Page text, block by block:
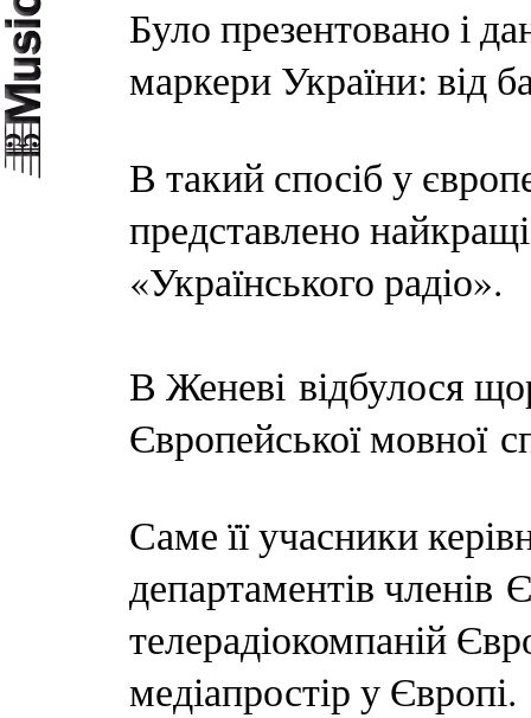
Було презентовано і
маркери України: від
В такий спосіб у
представлено
«Українського радіо».
В Женеві відбулося
Європейської мовної
Саме її учасники
департаментів
телерадіокомпаній
медіапростір у Європі.